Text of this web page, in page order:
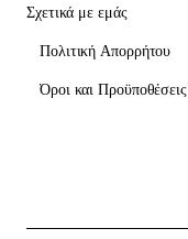
Σχετικά με εμάς
Πολιτική Απορρήτου
Όροι και Προϋποθέσεις